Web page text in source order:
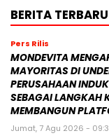
BERITA TERBARU
Pers Rilis
MONDEVITA
MAYORITAS DI
PERUSAHAAN
SEBAGAI LANGKAH
MEMBANGUN
Jumat, 7 Agu 2026 -